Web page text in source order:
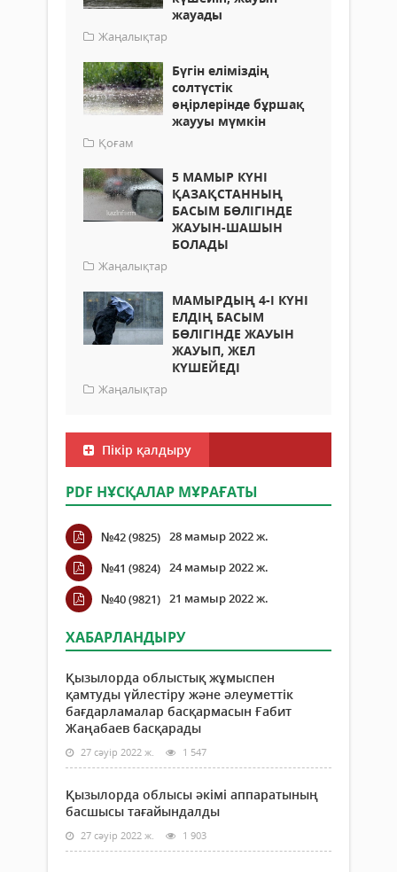
жауады
Жаңалықтар
Бүгін еліміздің
солтүстік
өңірлерінде бұршақ
жаууы мүмкін
Қоғам
5 МАМЫР КҮНІ
ҚАЗАҚСТАННЫҢ
БАСЫМ БӨЛІГІНДЕ
ЖАУЫН-ШАШЫН
БОЛАДЫ
Жаңалықтар
МАМЫРДЫҢ 4-І КҮНІ
ЕЛДІҢ БАСЫМ
БӨЛІГІНДЕ ЖАУЫН
ЖАУЫП, ЖЕЛ
КҮШЕЙЕДІ
Жаңалықтар
Пікір қалдыру
PDF НҰСҚАЛАР МҰРАҒАТЫ
№42 (9825) 28 мамыр 2022 ж.
№41 (9824) 24 мамыр 2022 ж.
№40 (9821) 21 мамыр 2022 ж.
ХАБАРЛАНДЫРУ
Қызылорда облыстық жұмыспен
қамтуды үйлестіру және әлеуметтік
бағдарламалар басқармасын Ғабит
Жаңабаев басқарады
27 сәуір 2022 ж. 1 547
Қызылорда облысы әкімі аппаратының
басшысы тағайындалды
27 сәуір 2022 ж. 1 903